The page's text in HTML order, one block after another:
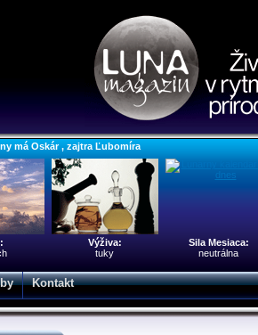
má Oskár , zajtra Ľubomíra
Výživa:
tuky
Sila Mesiaca:
neutrálna
Kontakt